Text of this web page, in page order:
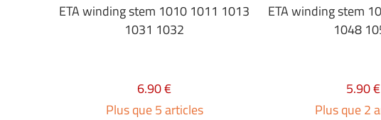
ETA winding stem 1010 1011 1013
1031 1032
6.90 €
Plus que 5 articles
ETA winding stem
1048
5.90 €
Plus que 2